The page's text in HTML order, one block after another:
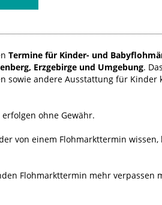
Termine für Kinder- und
Erzgebirge und Umgebung.
sowie andere Ausstattung für
ohne Gewähr.
von einem Flohmarkttermin
Flohmarkttermin mehr verpassen